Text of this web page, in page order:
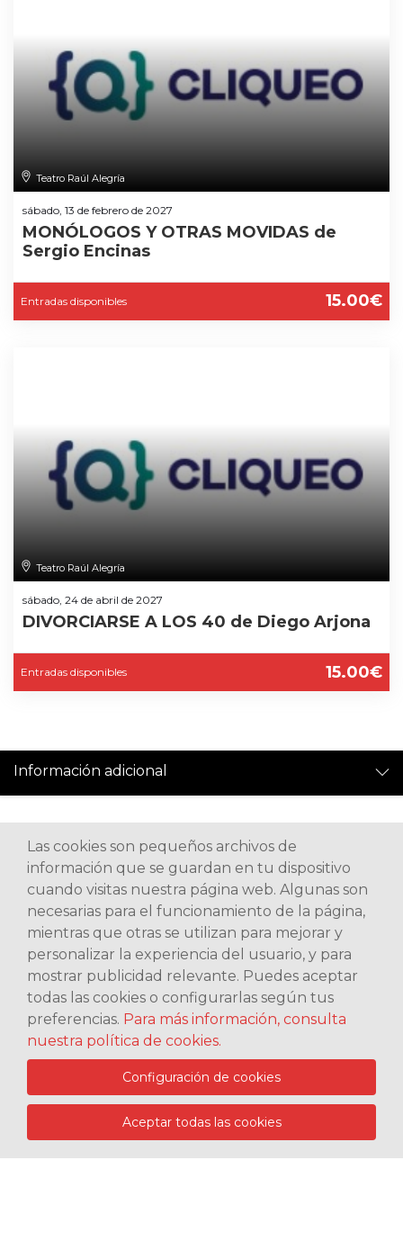
Teatro Raúl Alegría
sábado, 13 de febrero de 2027
MONÓLOGOS Y OTRAS MOVIDAS de
Sergio Encinas
Entradas disponibles 15.00€
Teatro Raúl Alegría
sábado, 24 de abril de 2027
DIVORCIARSE A LOS 40 de Diego Arjona
Entradas disponibles 15.00€
Información adicional
TE LO PONEMOS FÁCIL...
Las cookies son pequeños archivos de
información que se guardan en tu dispositivo
cuando visitas nuestra página web. Algunas son
necesarias para el funcionamiento de la página,
mientras que otras se utilizan para mejorar y
personalizar la experiencia del usuario, y para
mostrar publicidad relevante. Puedes aceptar
todas las cookies o configurarlas según tus
preferencias. Para más información, consulta
nuestra política de cookies.
Configuración de cookies
Aceptar todas las cookies